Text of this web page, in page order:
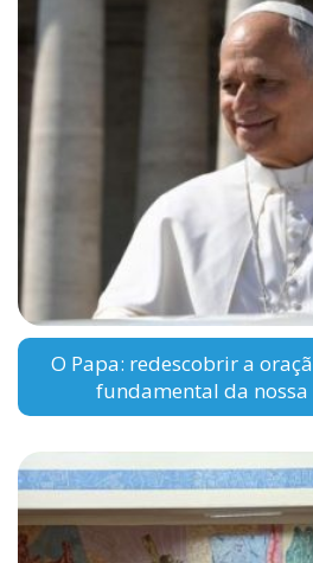
O Papa: redescobrir a
fundamental da